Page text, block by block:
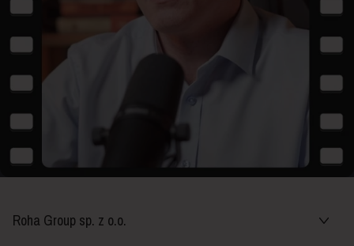
Roha Group sp. z o.o.